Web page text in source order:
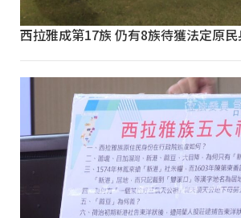
西拉雅成第17族 仍有8族待獲法定原